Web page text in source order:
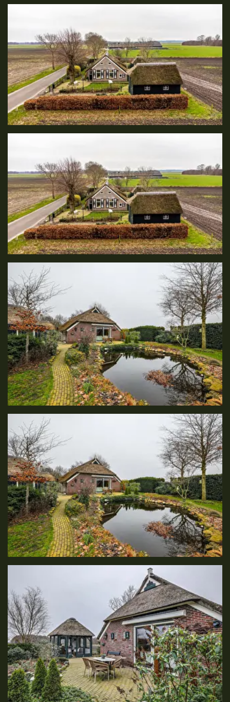
overslaan